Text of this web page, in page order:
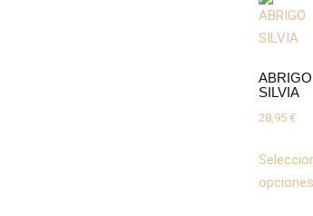
ABRIGO
SILVIA
28,95 €
opciones